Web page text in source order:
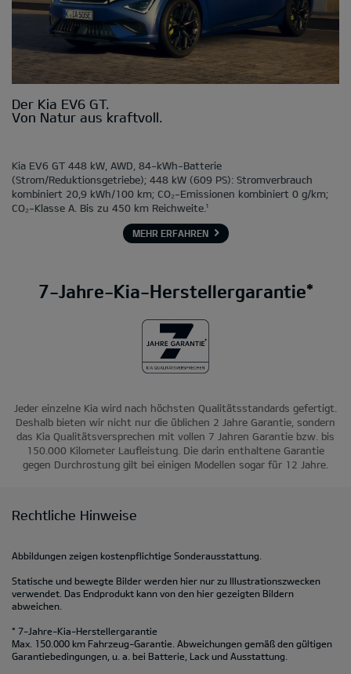
Der Kia EV6 GT.
Von Natur aus kraftvoll.
Kia EV6 GT 448 kW, AWD, 84-kWh-Batterie
(Strom/Reduktionsgetriebe); 448 kW (609 PS): Stromverbrauch
kombiniert 20,9 kWh/100 km; CO₂-Emissionen kombiniert 0 g/km;
CO₂-Klasse A. Bis zu 450 km Reichweite.¹
MEHR ERFAHREN
7-Jahre-Kia-Herstellergarantie*
Jeder einzelne Kia wird nach höchsten Qualitätsstandards gefertigt.
Deshalb bieten wir nicht nur die üblichen 2 Jahre Garantie, sondern
das Kia Qualitätsversprechen mit vollen 7 Jahren Garantie bzw. bis
150.000 Kilometer Laufleistung. Die darin enthaltene Garantie
gegen Durchrostung gilt bei einigen Modellen sogar für 12 Jahre.
Rechtliche Hinweise
Abbildungen zeigen kostenpflichtige Sonderausstattung.
Statische und bewegte Bilder werden hier nur zu Illustrationszwecken
verwendet. Das Endprodukt kann von den hier gezeigten Bildern
abweichen.
* 7-Jahre-Kia-Herstellergarantie
Max. 150.000 km Fahrzeug-Garantie. Abweichungen gemäß den gültigen
Garantiebedingungen, u. a. bei Batterie, Lack und Ausstattung.